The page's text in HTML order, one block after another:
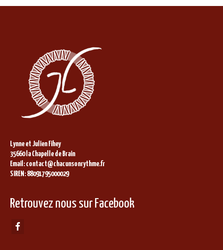
Lynne et Julien Fihey
35660 la Chapelle de Brain
Email: contact@chacunsonrythme.fr
SIREN: 88091795000029
Retrouvez nous sur Facebook